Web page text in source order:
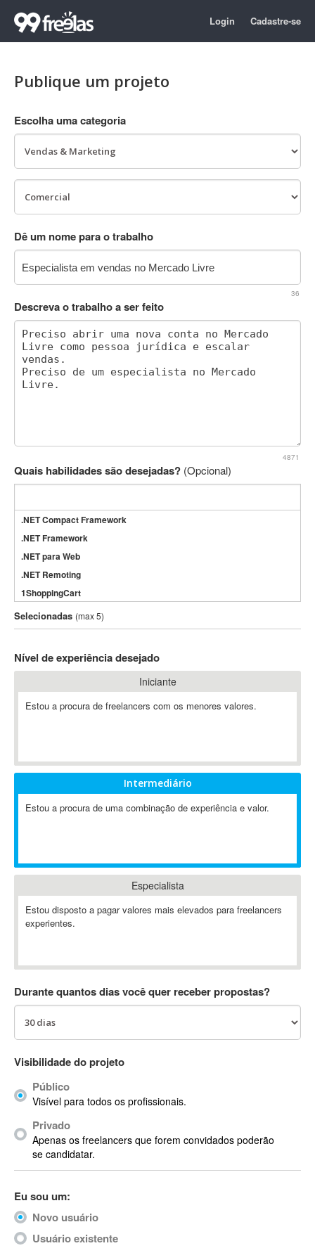
Login Cadastre-se
Publique um projeto
Escolha uma categoria
Dê um nome para o trabalho
36
Descreva o trabalho a ser feito
4871
Quais habilidades são desejadas? (Opcional)
.NET Compact Framework
.NET Framework
.NET para Web
.NET Remoting
1ShoppingCart
3DS Max
3GSM
802.11
A-GPS
ABAP
Abaqus
ABBYY FineReader
Ableton
Ableton Push
Abstract
AC3
ACID Pro
ACPI
Acrobat
Acrobat X
Acronis
ACT
Actimize
ActionScript
ActionScript 3
Selecionadas (max 5)
Nível de experiência desejado
Iniciante
Estou a procura de freelancers com os menores valores.
Intermediário
Estou a procura de uma combinação de experiência e valor.
Especialista
Estou disposto a pagar valores mais elevados para freelancers
experientes.
Durante quantos dias você quer receber propostas?
Visibilidade do projeto
Público
Visível para todos os profissionais.
Privado
Apenas os freelancers que forem convidados poderão
se candidatar.
Eu sou um:
Novo usuário
Usuário existente